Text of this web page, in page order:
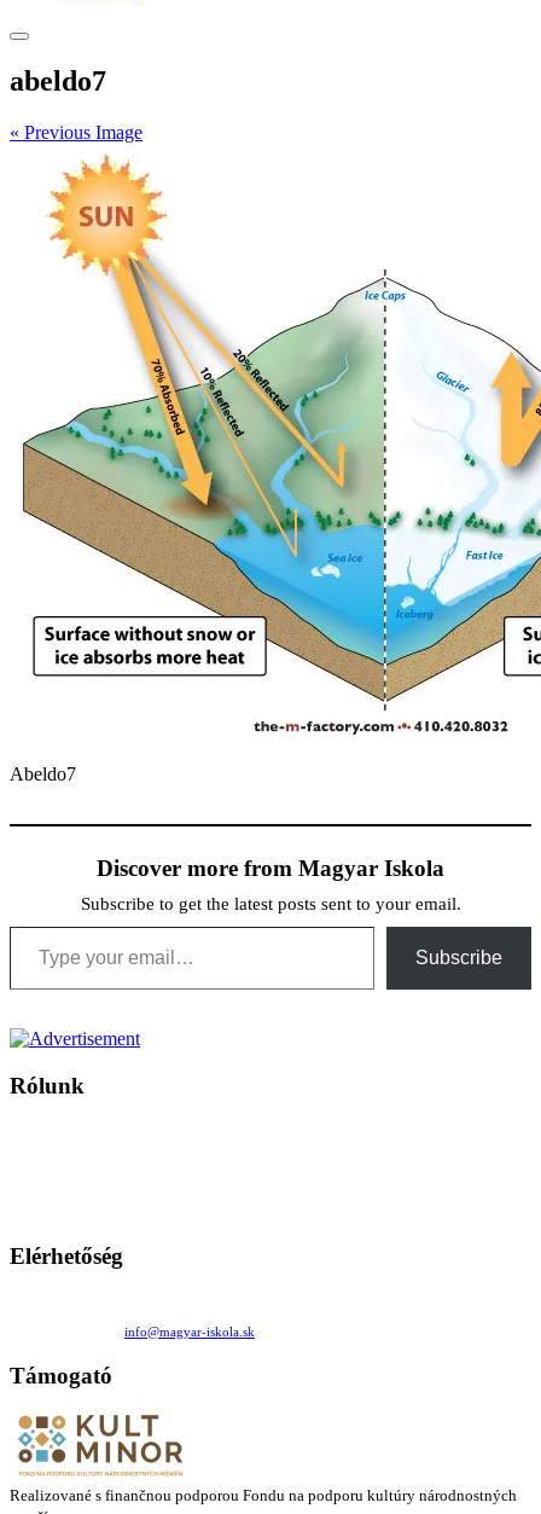
abeldo7
« Previous Image
Abeldo7
Discover more from Magyar Iskola
Subscribe to get the latest posts sent to your email.
Type your email…
Subscribe
Rólunk
Elérhetőség
info@magyar-iskola.sk
Támogató
Realizované s finančnou podporou Fondu na podporu kultúry národnostných